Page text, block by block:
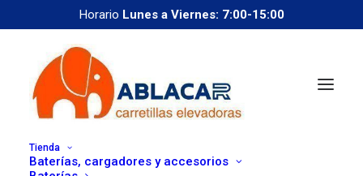
Horario Lunes a Viernes: 7:00-15:00
Tienda
Baterías, cargadores y accesorios